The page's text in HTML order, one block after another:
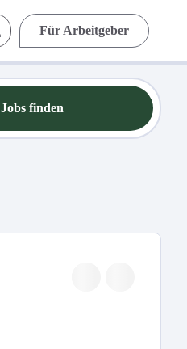
Für Arbeitgeber
Jobs finden